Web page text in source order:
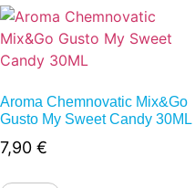
Aroma Chemnovatic Mix&Go
Gusto My Sweet Candy 30ML
7,90 €